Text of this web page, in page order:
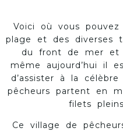
Voici où vous
plage et des diverses
du front de mer et
même aujourd’hui il
d’assister à la
pêcheurs partent en
filets
Ce village de